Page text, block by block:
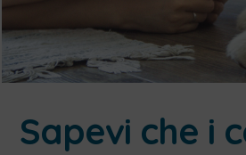
Sapevi che i